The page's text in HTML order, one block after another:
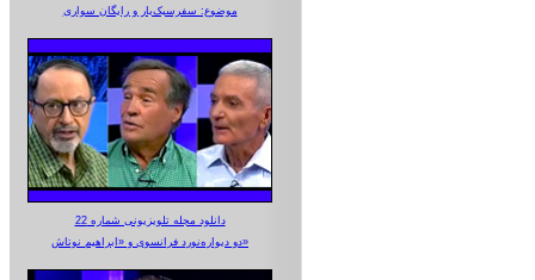
موضوع: سفرسبک‌بار و رایگان سواری
دانلود مجله تلویزیونی شماره 22
دو دیواره‌نورد فرانسوی و «ابراهیم نوتاش»